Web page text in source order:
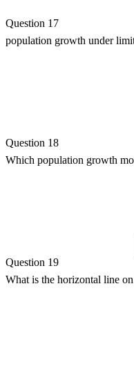
Question 17
population growth under
Question 18
Which population growth
Question 19
What is the horizontal line